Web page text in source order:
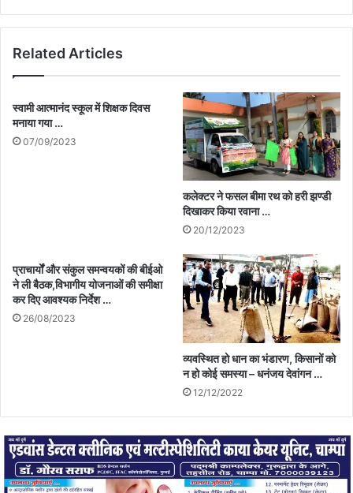
Related Articles
स्वामी आत्मानंद स्कूल में शिक्षक दिवस
मनाया गया …
07/09/2023
कलेक्टर ने फसल बीमा रथ को हरी झण्डी
दिखाकर किया रवाना …
20/12/2023
प्राचार्यों और संकुल समन्वयकों की बीईओ
ने ली बैठक,विभागीय योजनाओं की समीक्षा
कर दिए आवश्यक निर्देश …
26/08/2023
व्यवस्थित हो धान का भंडारण, किसानों को
न हो कोई समस्या – धनंजय देवांगन …
12/12/2022